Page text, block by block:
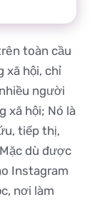
toàn cầu
xã hội, chỉ
người
xã hội; Nó là
tiếp thị,
dù được
Instagram
nơi làm